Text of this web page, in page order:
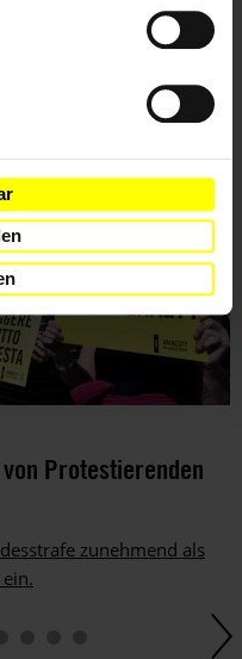
Protestierenden
zunehmend als